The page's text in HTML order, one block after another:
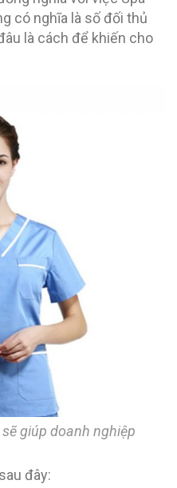
có nghĩa là số đối thủ
là cách để khiến cho
giúp doanh nghiệp
đây: